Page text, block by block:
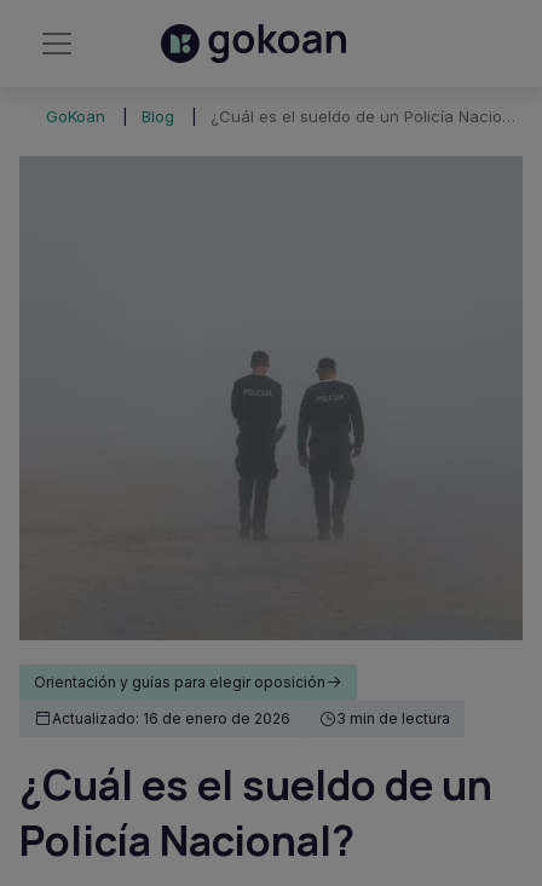
GoKoan Blog ¿Cuál es el sueldo de un Policía Nacional?
Orientación y guías para elegir oposición
Actualizado: 16 de enero de 2026
3 min de lectura
¿Cuál es el sueldo de un
Policía Nacional?